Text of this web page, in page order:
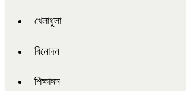
খেলাধুলা
বিনোদন
শিক্ষাঙ্গন